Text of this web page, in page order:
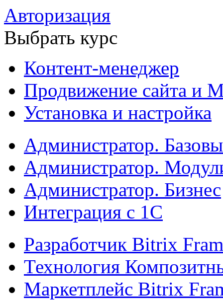
Авторизация
Выбрать курс
Контент-менеджер
Продвижение сайта и
Установка и настройка
Администратор.
Администратор.
Администратор. Бизнес
Интеграция с 1С
Разработчик Bitrix
Технология
Маркетплейс Bitrix